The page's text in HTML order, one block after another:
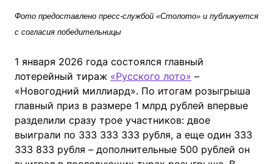
Фото предоставлено пресс-службой «Столото» и публикуется
с согласия победительницы
1 января 2026 года состоялся главный
лотерейный тираж «Русского лото» –
«Новогодний миллиард». По итогам розыгрыша
главный приз в размере 1 млрд рублей впервые
разделили сразу трое участников: двое
выиграли по 333 333 333 рубля, а еще один 333
333 833 рубля – дополнительные 500 рублей он